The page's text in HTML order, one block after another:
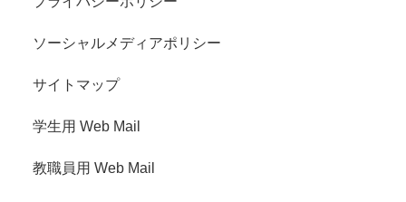
ソーシャルメディアポリシー
サイトマップ
学生用 Web Mail
教職員用 Web Mail